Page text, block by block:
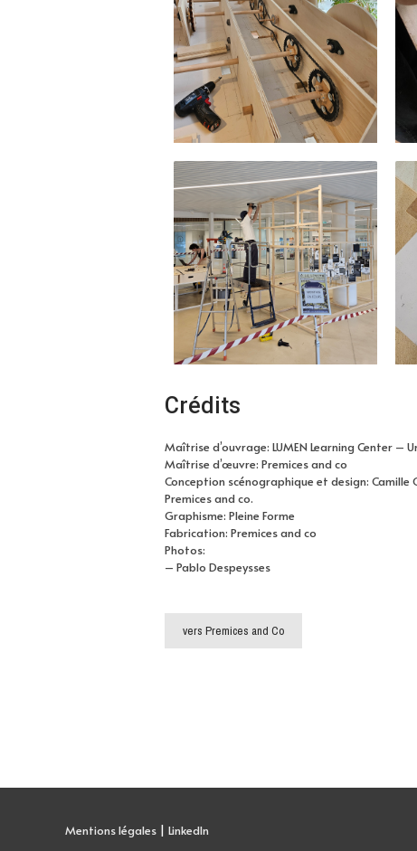
Crédits
Maîtrise d’ouvrage: LUMEN Learning Center –
Maîtrise d’œuvre: Premices and co
Conception scénographique et design: Camille
Premices and co.
Graphisme: Pleine Forme
Fabrication: Premices and co
Photos:
– Pablo Despeysses
vers Premices and Co
Mentions légales | LinkedIn